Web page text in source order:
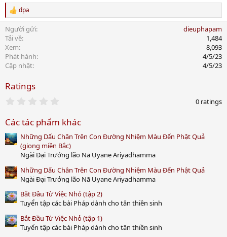
R
e
a
c
t
i
o
n
:
dpa
Người gửi
dieuphapam
Tải về
1,484
Xem
8,093
Phát hành
4/5/23
Cập nhật
4/5/23
Ratings
0
t
a
r
(
s
)
0 ratings
Các tác phẩm khác
Những Dấu Chân Trên Con Đường Nhiệm Màu Đến Phật Quả
(giọng miền Bắc)
Ngài Đại Trưởng lão Nā Uyane Ariyadhamma
Những Dấu Chân Trên Con Đường Nhiệm Màu Đến Phật Quả
Ngài Đại Trưởng lão Nā Uyane Ariyadhamma
Bắt Đầu Từ Việc Nhỏ (tập 2)
Tuyển tập các bài Pháp dành cho tân thiền sinh
Bắt Đầu Từ Việc Nhỏ (tập 1)
Tuyển tập các bài Pháp dành cho tân thiền sinh